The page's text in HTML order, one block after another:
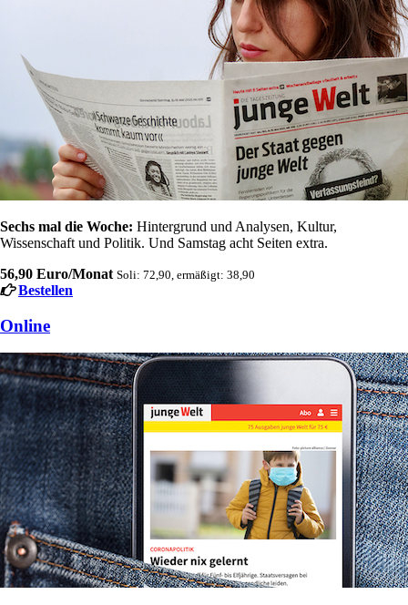
Sechs mal die Woche: Hintergrund und Analysen, Kultur,
Wissenschaft und Politik. Und Samstag acht Seiten extra.
56,90 Euro/Monat Soli: 72,90, ermäßigt: 38,90
Bestellen
Online